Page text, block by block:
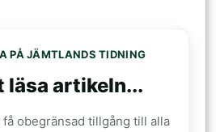
PÅ JÄMTLANDS TIDNING
läsa artikeln...
obegränsad tillgång till alla